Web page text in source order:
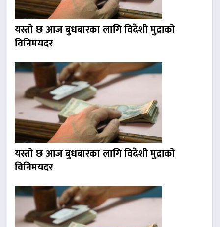
यस्तो छ आज बुधबारका लागि विदेशी मुद्राको
विनिमयदर
यस्तो छ आज बुधबारका लागि विदेशी मुद्राको
विनिमयदर